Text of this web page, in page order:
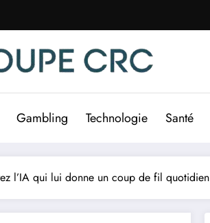
Gambling Technologie Santé
l’IA qui lui donne un coup de fil quotidien